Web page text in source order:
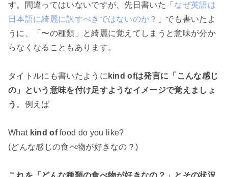
す。間違ってはいないですが、先日書いた「 なぜ英語は
日本語に綺麗に訳すべきではないのか？
」でも書いたよ
うに、「〜の種類」と綺麗に覚えてしまうと意味が分か
らなくなることもあります。
タイトルにも書いたように kind ofは発言に「こんな感じ
の」という意味を付け足すようなイメージで覚えましょ
う 。例えば
What kind offood do you like?
(どんな感じの食べ物が好きなの？)